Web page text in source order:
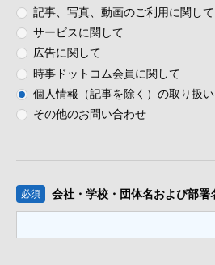
記事、写真、動画のご利用に関して
サービスに関して
広告に関して
時事ドットコム会員に関して
個人情報（記事を除く）の取り扱
その他のお問い合わせ
必須 会社・学校・団体名および部署